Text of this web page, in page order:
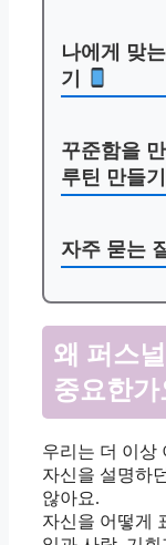
나에게 맞
기
꾸준함을
루틴 만들기
자주 묻는
왜 퍼스
중요한가
우리는 더 이상
자신을 설명하
않아요.
자신을 어떻게